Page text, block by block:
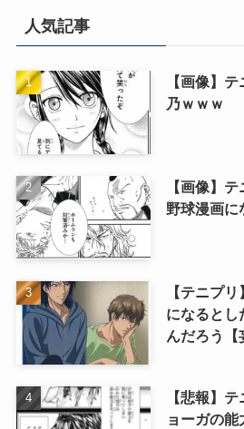
人気記事
【画像】
乃ｗｗｗ
【画像】
野球漫画に
【テニプ
になるとし
んだろう【
【悲報】
ョーガの